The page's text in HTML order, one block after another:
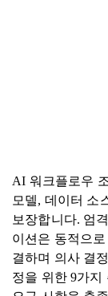
AI 워크플로우
모델, 데이터 소
보장합니다. 엄
이션은 동적으
결하며 의사 결
정을 위한 9가지